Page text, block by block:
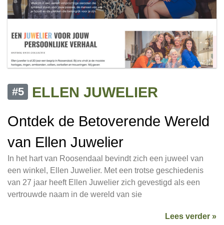
#5
ELLEN JUWELIER
Ontdek de Betoverende Wereld
van Ellen Juwelier
In het hart van Roosendaal bevindt zich een juweel van
een winkel, Ellen Juwelier. Met een trotse geschiedenis
van 27 jaar heeft Ellen Juwelier zich gevestigd als een
vertrouwde naam in de wereld van sie
Lees verder »